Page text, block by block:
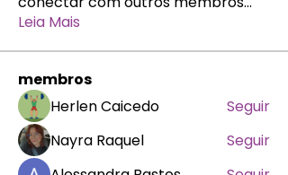
Leia Mais
membros
Herlen Caicedo
Seguir
Nayra Raquel
Seguir